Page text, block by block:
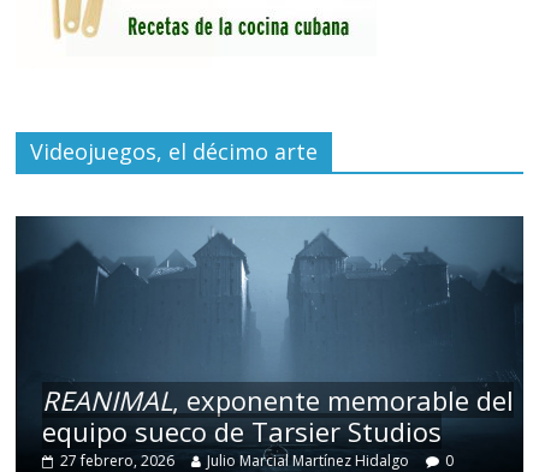
Videojuegos, el décimo arte
REANIMAL, exponente memorable del
equipo sueco de Tarsier Studios
27 febrero, 2026 Julio Marcial Martínez Hidalgo 0